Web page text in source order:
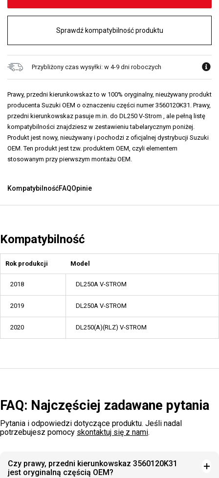
Sprawdź kompatybilność produktu
Przybliżony czas wysyłki: w 4-9 dni roboczych
Prawy, przedni kierunkowskaz to w 100% oryginalny, nieużywany produkt
producenta Suzuki OEM o oznaczeniu części numer 3560120K31. Prawy,
przedni kierunkowskaz pasuje m.in. do DL250 V-Strom , ale pełną listę
kompatybilności znajdziesz w zestawieniu tabelarycznym poniżej.
Produkt jest nowy, nieużywany i pochodzi z oficjalnej dystrybucji Suzuki
OEM. Ten produkt jest tzw. produktem OEM, czyli elementem
stosowanym przy pierwszym montażu OEM.
KompatybilnośćFAQOpinie
Kompatybilność
Rok produkcji Model
2018 DL250A V-STROM
2019 DL250A V-STROM
2020 DL250(A)(RLZ) V-STROM
FAQ: Najczęściej zadawane pytania
Pytania i odpowiedzi dotyczące produktu. Jeśli nadal
potrzebujesz pomocy skontaktuj się z nami.
Czy prawy, przedni kierunkowskaz 3560120K31
jest oryginalną częścią OEM?